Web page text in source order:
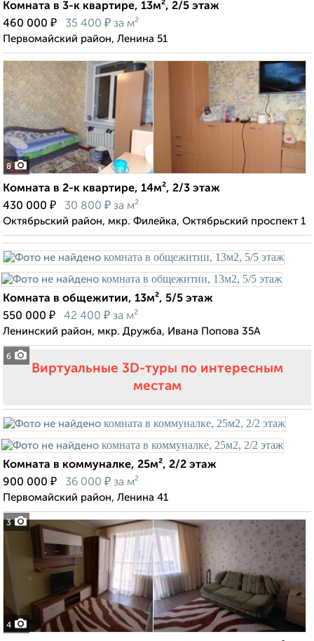
Комната в 3-к квартире, 13м², 2/5 этаж
460 000 ₽ 35 400 ₽ за м²
Первомайский район, Ленина 51
8
Комната в 2-к квартире, 14м², 2/3 этаж
430 000 ₽ 30 800 ₽ за м²
Октябрьский район, мкр. Филейка, Октябрьский проспект 1
6
Комната в общежитии, 13м², 5/5 этаж
550 000 ₽ 42 400 ₽ за м²
Ленинский район, мкр. Дружба, Ивана Попова 35А
Виртуальные 3D-туры по интересным
местам
3
Комната в коммуналке, 25м², 2/2 этаж
900 000 ₽ 36 000 ₽ за м²
Первомайский район, Ленина 41
4